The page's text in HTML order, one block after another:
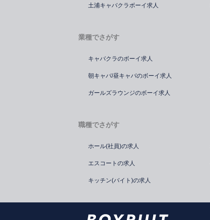
土浦キャバクラボーイ求人
業種でさがす
キャバクラのボーイ求人
朝キャバ/昼キャバのボーイ求人
ガールズラウンジのボーイ求人
職種でさがす
ホール(社員)の求人
エスコートの求人
キッチン(バイト)の求人